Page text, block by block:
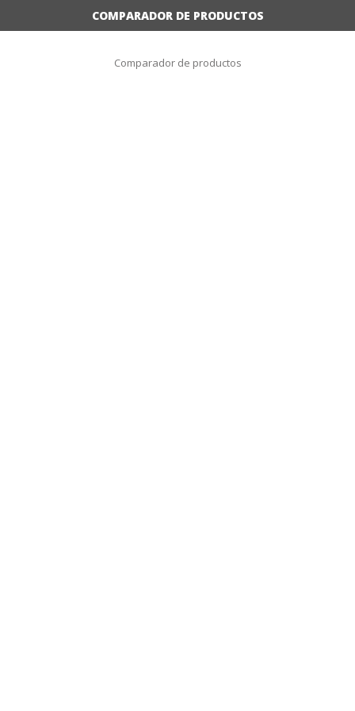
COMPARADOR DE PRODUCTOS
Comparador de productos